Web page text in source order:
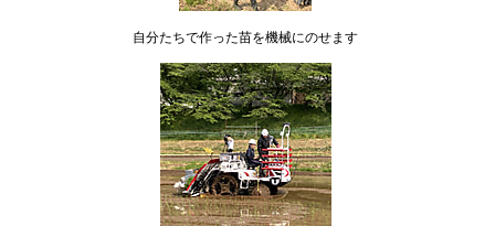
自分たちで作った苗を機械にのせます